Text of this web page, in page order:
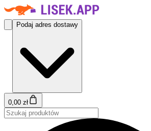
Podaj adres dostawy
0,00 zł